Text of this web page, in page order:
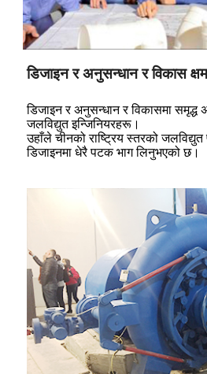
डिजाइन र अनुसन्धान र विकास
डिजाइन र अनुसन्धान र विकासमा समृद्ध
जलविद्युत इन्जिनियरहरू।
उहाँले चीनको राष्ट्रिय स्तरको
डिजाइनमा धेरै पटक भाग लिनुभएको छ।